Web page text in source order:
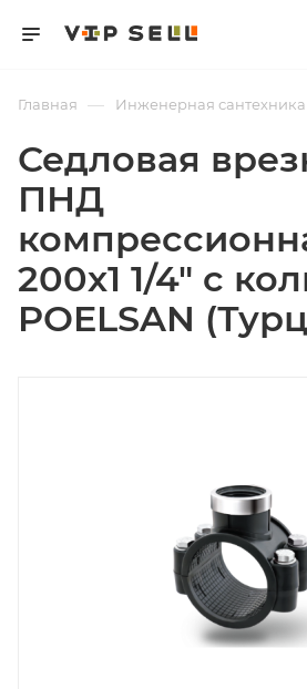
Главная — Инженерная сантехника
Седловая
ПНД
200х1 1/4" с
POELSAN